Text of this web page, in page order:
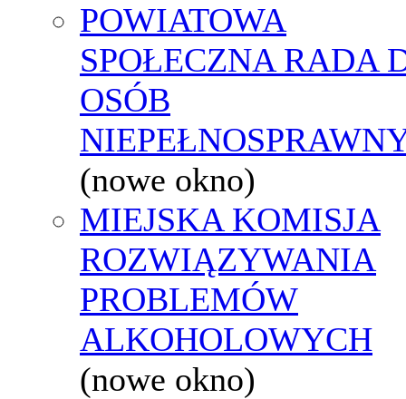
POWIATOWA
SPOŁECZNA RADA
OSÓB
(nowe okno)
MIEJSKA KOMISJA
ROZWIĄZYWANIA
PROBLEMÓW
ALKOHOLOWYCH
(nowe okno)